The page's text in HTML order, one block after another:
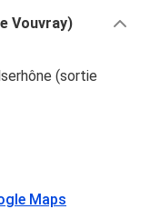
Vouvray)
(sortie
Maps